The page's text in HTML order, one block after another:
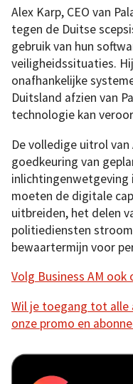
Alex Karp, CEO van
tegen de Duitse
gebruik van hun
veiligheidssituaties.
onafhankelijke
Duitsland afzien van
technologie kan
De volledige uitrol
goedkeuring van
inlichtingenwetgeving
moeten de digitale
uitbreiden, het delen
politiediensten
bewaartermijn voor
Volg Business AM ook
Wil je toegang tot alle
onze promo en